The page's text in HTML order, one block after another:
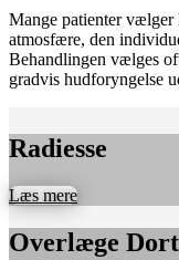
Mange patienter
atmosfære, den
Behandlingen vælges
gradvis hudforyngelse
Radiesse
Læs mere
Overlæge